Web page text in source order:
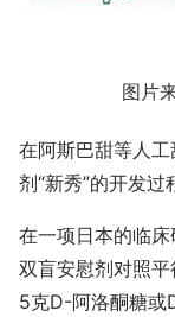
图片
在阿斯巴甜等人
剂“新秀”的开发过
在一项日本的临
双盲安慰剂对照
5克D-阿洛酮糖或